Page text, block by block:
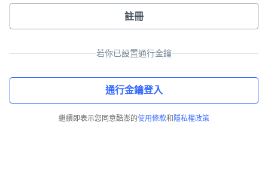
註冊
若你已設置通行金鑰
通行金鑰登入
繼續即表示您同意酷澎的使用條款和 隱私權政策